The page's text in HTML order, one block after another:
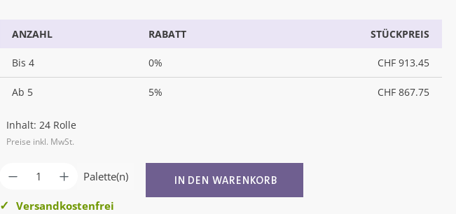
ANZAHL RABATT STÜCKPREIS
Bis 4 0% CHF 913.45
Ab 5 5% CHF 867.75
Inhalt: 24 Rolle
Preise inkl. MwSt.
Produkt Anzahl: Gib den gewünschten Wert ein oder
Palette(n)
IN DEN WARENKORB
Versandkostenfrei